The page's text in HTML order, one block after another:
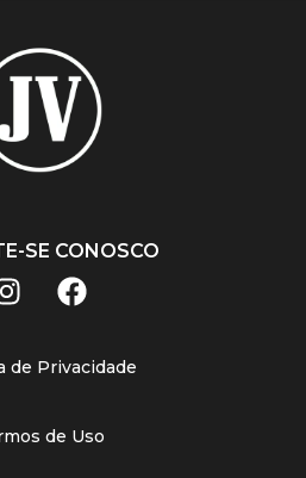
SE CONOSCO
de Privacidade
de Uso